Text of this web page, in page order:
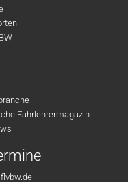
Fahrlehrermagazin